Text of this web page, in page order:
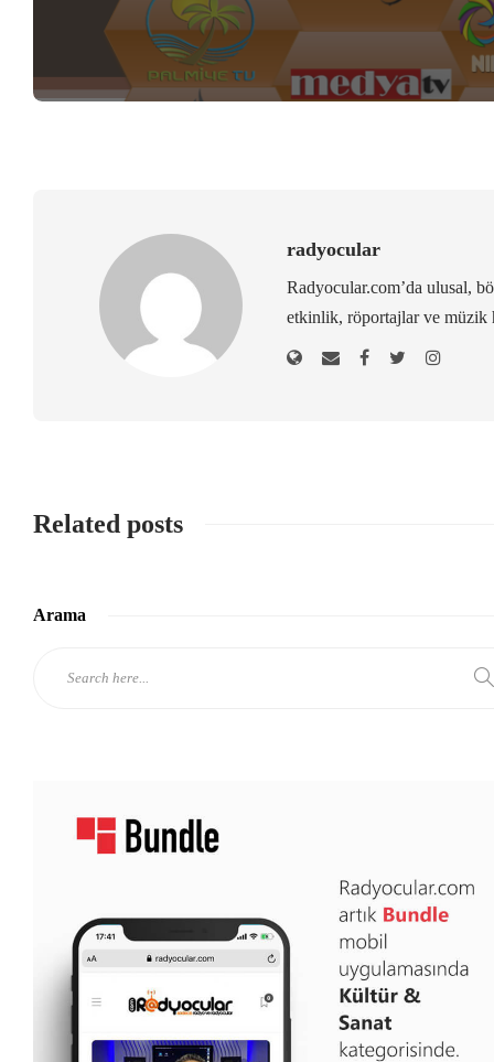
radyocular
Radyocular.com’da ulusal,
etkinlik, röportajlar ve müzik
Related posts
Arama